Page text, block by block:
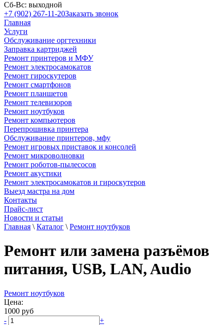
Сб-Вс: выходной
+7 (902) 267-11-20Заказать звонок
Главная
Услуги
Обслуживание оргтехники
Заправка картриджей
Ремонт принтеров и МФУ
Ремонт электросамокатов
Ремонт гироскутеров
Ремонт смартфонов
Ремонт планшетов
Ремонт телевизоров
Ремонт ноутбуков
Ремонт компьютеров
Перепрошивка принтера
Обслуживание принтеров, мфу
Ремонт игровых приставок и консолей
Ремонт микроволновки
Ремонт роботов-пылесосов
Ремонт акустики
Ремонт электросамокатов и гироскутеров
Выезд мастра на дом
Контакты
Прайс-лист
Новости и статьи
Главная \ Каталог \ Ремонт ноутбуков
Ремонт или замена разъёмов
питания, USB, LAN, Audio
Ремонт ноутбуков
Цена:
1000 руб
-
+